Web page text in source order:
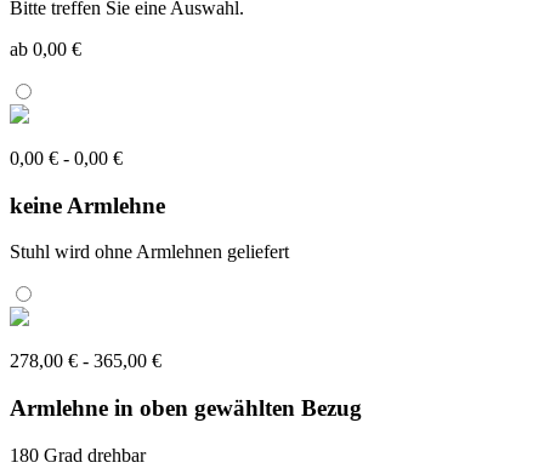
Bitte treffen Sie eine Auswahl.
ab 0,00 €
0,00 € - 0,00 €
keine Armlehne
Stuhl wird ohne Armlehnen geliefert
278,00 € - 365,00 €
Armlehne in oben gewählten Bezug
180 Grad drehbar